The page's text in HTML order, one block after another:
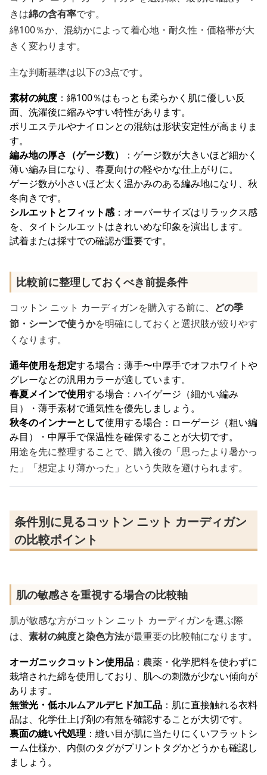
きは綿の含有率です。
綿100％か、混紡かによって着心地・耐久性・価格帯が大
きく変わります。
主な判断基準は以下の3点です。
素材の純度 ：綿100％はもっとも柔らかく肌に優しい反
面、洗濯後に縮みやすい特性があります。
ポリエステルやナイロンとの混紡は形状安定性が高まりま
す。
編み地の厚さ（ゲージ数）
：ゲージ数が大きいほど細かく
薄い編み目になり、春夏向けの軽やかな仕上がりに。
ゲージ数が小さいほど太く温かみのある編み地になり、秋
冬向きです。
シルエットとフィット感：オーバーサイズはリラックス感
を、タイトシルエットはきれいめな印象を演出します。
試着または採寸での確認が重要です。
比較前に整理しておくべき前提条件
コットン ニット カーディガンを購入する前に、 どの季
節・シーンで使うかを明確にしておくと選択肢が絞りやす
くなります。
通年使用を想定する場合：薄手〜中厚手でオフホワイトや
グレーなどの汎用カラーが適しています。
春夏メインで使用する場合：ハイゲージ（細かい編み
目）・薄手素材で通気性を優先しましょう。
秋冬のインナーとして使用する場合：ローゲージ（粗い編
み目）・中厚手で保温性を確保することが大切です。
用途を先に整理することで、購入後の「思ったより暑かっ
た」「想定より薄かった」という失敗を避けられます。
条件別に見るコットン ニット カーディガン
の比較ポイント
肌の敏感さを重視する場合の比較軸
肌が敏感な方がコットン ニット カーディガンを選ぶ際
は、 素材の純度と染色方法が最重要の比較軸になります。
オーガニックコットン使用品 ：農薬・化学肥料を使わずに
栽培された綿を使用しており、肌への刺激が少ない傾向が
あります。
無蛍光・低ホルムアルデヒド加工品 ：肌に直接触れる衣料
品は、化学仕上げ剤の有無を確認することが大切です。
裏面の縫い代処理 ：縫い目が肌に当たりにくいフラットシ
ーム仕様か、内側のタグがプリントタグかどうかも確認し
ましょう。